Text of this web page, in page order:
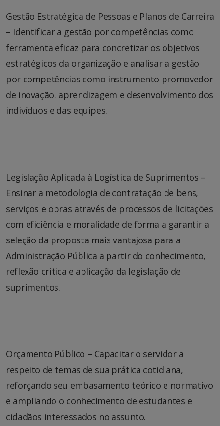
Gestão Estratégica de Pessoas e Planos de Carreira
– Identificar a gestão por competências como
ferramenta eficaz para concretizar os objetivos
estratégicos da organização e analisar a gestão
por competências como instrumento promovedor
de inovação, aprendizagem e desenvolvimento dos
indivíduos e das equipes.
Legislação Aplicada à Logística de Suprimentos –
Ensinar a metodologia de contratação de bens,
serviços e obras através de processos de licitações
com eficiência e moralidade de forma a garantir a
seleção da proposta mais vantajosa para a
Administração Pública a partir do conhecimento,
reflexão critica e aplicação da legislação de
suprimentos.
Orçamento Público – Capacitar o servidor a
respeito de temas de sua prática cotidiana,
reforçando seu embasamento teórico e normativo
e ampliando o conhecimento de estudantes e
cidadãos interessados no assunto.